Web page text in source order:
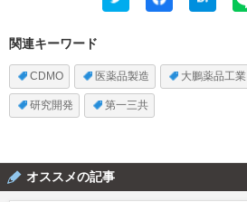
関連キーワード
CDMO 医薬品製造 大鵬薬品工業
研究開発 第一三共
オススメの記事